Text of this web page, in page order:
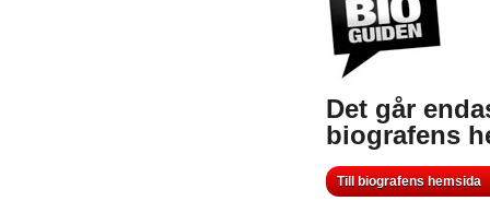
Det går
biografens
Till biografens hemsida